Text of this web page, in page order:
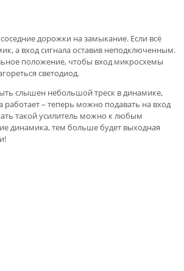
дорожки на замыкание. Если всё
а вход сигнала оставив неподключенным.
положение, чтобы вход микросхемы
светодиод.
слышен небольшой треск в динамике,
работает – теперь можно подавать на вход
такой усилитель можно к любым
динамика, тем больше будет выходная